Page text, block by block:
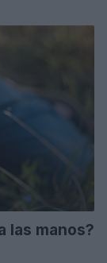
las manos?